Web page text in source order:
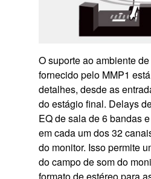
O suporte ao ambiente
fornecido pelo MMP1
detalhes, desde as
do estágio final. Delays
EQ de sala de 6 bandas
em cada um dos 32
do monitor. Isso permite
do campo de som do